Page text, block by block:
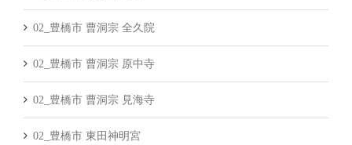
02_豊橋市 曹洞宗 全久院
02_豊橋市 曹洞宗 原中寺
02_豊橋市 曹洞宗 見海寺
02_豊橋市 東田神明宮